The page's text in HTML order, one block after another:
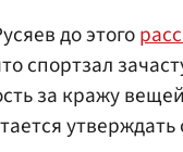
до этого
спортзал
за кражу
утверждать